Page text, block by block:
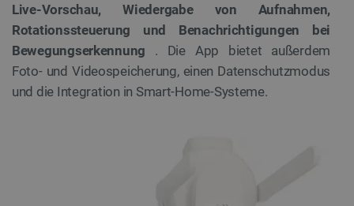
Live-Vorschau, Wiedergabe von Aufnahmen,
Rotationssteuerung und Benachrichtigungen bei
Bewegungserkennung . Die App bietet außerdem
Foto- und Videospeicherung, einen Datenschutzmodus
und die Integration in Smart-Home-Systeme.